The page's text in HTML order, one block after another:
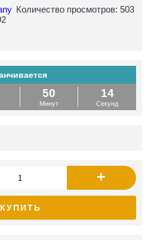
Количество просмотров: 503
50
Минут
13
Секунд
+
КУПИТЬ